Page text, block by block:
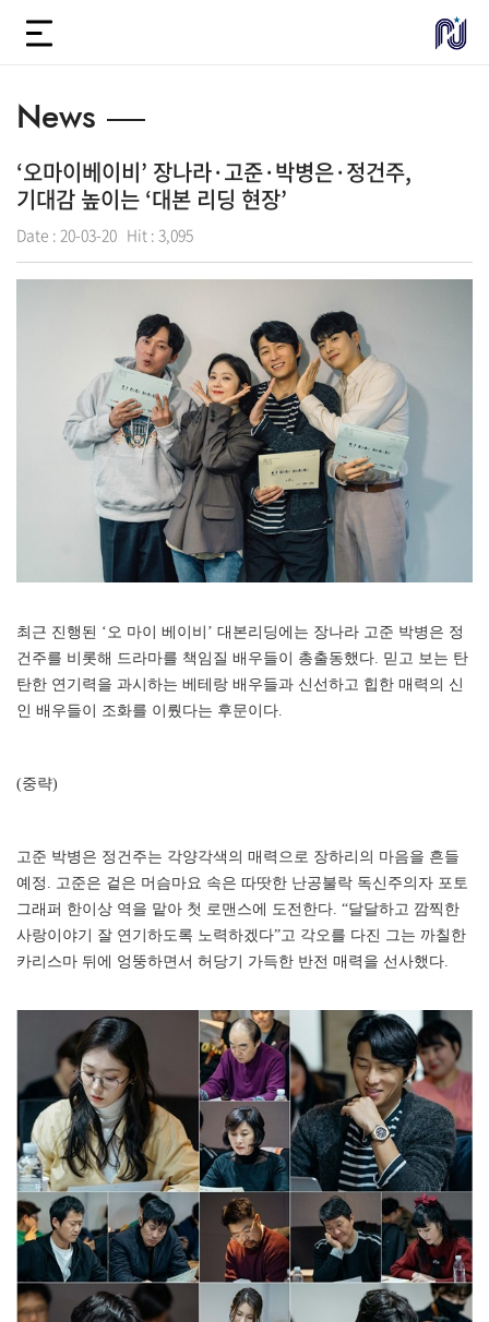
News
‘오마이베이비’ 장나라·고준·박병은·정건주,
기대감 높이는 ‘대본 리딩 현장’
Date : 20-03-20 Hit : 3,095
최근 진행된 ‘오 마이 베이비’ 대본리딩에는 장나라 고준 박병은 정
건주를 비롯해 드라마를 책임질 배우들이 총출동했다. 믿고 보는 탄
탄한 연기력을 과시하는 베테랑 배우들과 신선하고 힙한 매력의 신
인 배우들이 조화를 이뤘다는 후문이다.
(중략)
고준 박병은 정건주는 각양각색의 매력으로 장하리의 마음을 흔들
예정. 고준은 겉은 머슴마요 속은 따땃한 난공불락 독신주의자 포토
그래퍼 한이상 역을 맡아 첫 로맨스에 도전한다. “달달하고 깜찍한
사랑이야기 잘 연기하도록 노력하겠다”고 각오를 다진 그는 까칠한
카리스마 뒤에 엉뚱하면서 허당기 가득한 반전 매력을 선사했다.